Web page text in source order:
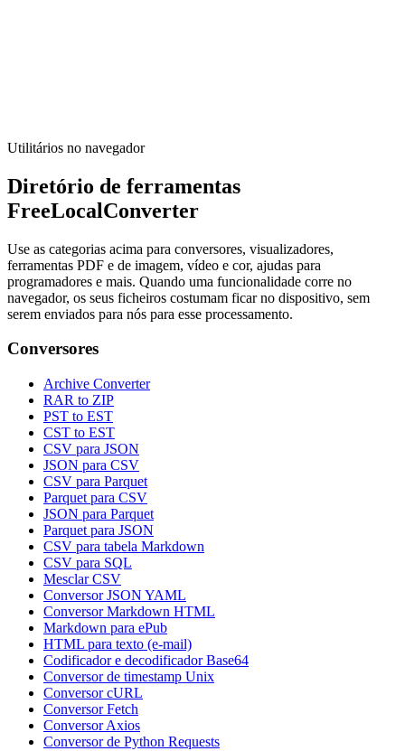
Utilitários no navegador
Diretório de ferramentas
FreeLocalConverter
Use as categorias acima para conversores, visualizadores,
ferramentas PDF e de imagem, vídeo e cor, ajudas para
programadores e mais. Quando uma funcionalidade corre no
navegador, os seus ficheiros costumam ficar no dispositivo, sem
serem enviados para nós para esse processamento.
Conversores
Archive Converter
RAR to ZIP
PST to EST
CST to EST
CSV para JSON
JSON para CSV
CSV para Parquet
Parquet para CSV
JSON para Parquet
Parquet para JSON
CSV para tabela Markdown
CSV para SQL
Mesclar CSV
Conversor JSON YAML
Conversor Markdown HTML
Markdown para ePub
HTML para texto (e-mail)
Codificador e decodificador Base64
Conversor de timestamp Unix
Conversor cURL
Conversor Fetch
Conversor Axios
Conversor de Python Requests